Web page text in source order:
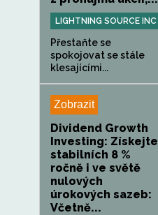
LIGHTNING SOURCE INC
Přestaňte se
spokojovat se stále
klesajícími...
Zobrazit
Dividend Growth
Investing: Získejte
stabilních 8 %
ročně i ve světě
nulových
úrokových sazeb:
Včetně...